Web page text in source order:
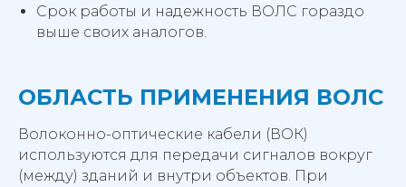
Срок работы и надежность ВОЛС гораздо
выше своих аналогов.
ОБЛАСТЬ ПРИМЕНЕНИЯ ВОЛС
Волоконно-оптические кабели (ВОК)
используются для передачи сигналов вокруг
(между) зданий и внутри объектов. При